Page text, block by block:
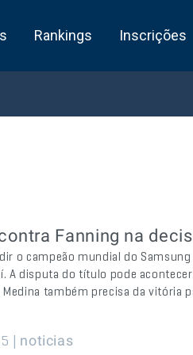
Rankings Inscrições
Fanning na
o campeão mundial do
A disputa do título pode
Medina também precisa da
| noticias